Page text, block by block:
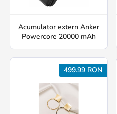
Acumulator extern Anker
Powercore 20000 mAh
499.99 RON